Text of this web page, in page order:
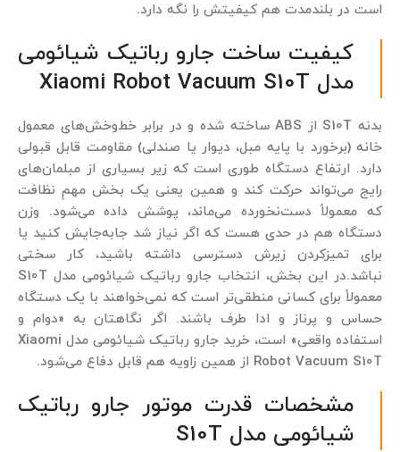
است در بلندمدت هم کیفیتش را نگه دارد.
کیفیت ساخت جارو رباتیک شیائومی
مدل Xiaomi Robot Vacuum S10T
بدنه S10T از ABS ساخته شده و در برابر خط‌وخش‌های معمول
خانه (برخورد با پایه مبل، دیوار یا صندلی) مقاومت قابل قبولی
دارد. ارتفاع دستگاه طوری است که زیر بسیاری از مبلمان‌های
رایج می‌تواند حرکت کند و همین یعنی یک بخش مهمِ نظافت
که معمولاً دست‌نخورده می‌ماند، پوشش داده می‌شود. وزن
دستگاه هم در حدی هست که اگر نیاز شد جابه‌جایش کنید یا
برای تمیزکردن زیرش دسترسی داشته باشید، کار سختی
نباشد.در این بخش، انتخاب جارو رباتیک شیائومی مدل S10T
معمولاً برای کسانی منطقی‌تر است که نمی‌خواهند با یک دستگاه
حساس و پرناز و ادا طرف باشند. اگر نگاهتان به «دوام و
استفاده واقعی» است، خرید جارو رباتیک شیائومی مدل Xiaomi
Robot Vacuum S10T از همین زاویه هم قابل دفاع می‌شود.
مشخصات قدرت موتور جارو رباتیک
شیائومی مدل S10T